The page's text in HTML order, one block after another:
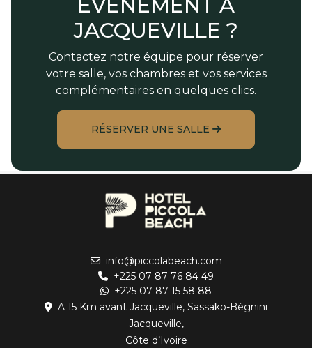
JACQUEVILLE ?
Contactez notre équipe pour réserver
votre salle, vos chambres et vos services
complémentaires en quelques clics.
RÉSERVER UNE SALLE
info@piccolabeach.com
+225 07 87 76 84 49
+225 07 87 15 58 88
A 15 Km avant Jacqueville, Sassako-Bégnini
Jacqueville,
Côte d’Ivoire